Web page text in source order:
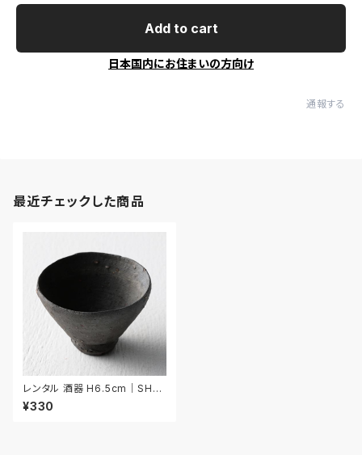
Add to cart
日本国内にお住まいの方向け
通報する
最近チェックした商品
レンタル 酒器 H6.5cm｜SHU
018
¥330